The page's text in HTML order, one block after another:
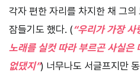
각자 편한 자리를 차지한 채 그의
잠들기도 했다. (“우리가 가장
노래를 실컷 따라 부르곤 사실은
없댔지”) 너무나도 서글프지만